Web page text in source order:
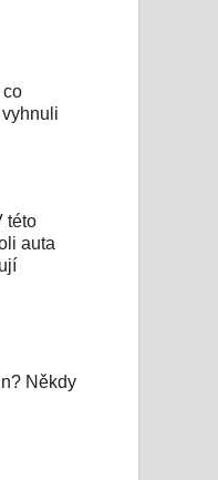
co
této
auta
Někdy